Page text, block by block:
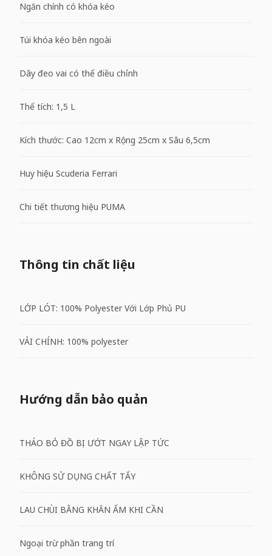
Ngăn chính có khóa kéo
Túi khóa kéo bên ngoài
Dây đeo vai có thể điều chỉnh
Thể tích: 1,5 L
Kích thước: Cao 12cm x Rộng 25cm x Sâu 6,5cm
Huy hiệu Scuderia Ferrari
Chi tiết thương hiệu PUMA
Thông tin chất liệu
LỚP LÓT: 100% Polyester Với Lớp Phủ PU
VẢI CHÍNH: 100% polyester
Hướng dẫn bảo quản
THÁO BỎ ĐỒ BỊ ƯỚT NGAY LẬP TỨC
KHÔNG SỬ DỤNG CHẤT TẨY
LAU CHÙI BẰNG KHĂN ẨM KHI CẦN
Ngoại trừ phần trang trí